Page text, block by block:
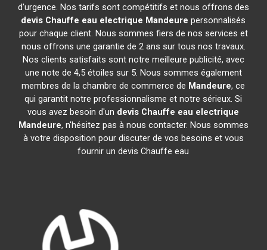
d'urgence. Nos tarifs sont compétitifs et nous offrons des
devis Chauffe eau electrique Mandeure personnalisés
pour chaque client. Nous sommes fiers de nos services et
nous offrons une garantie de 2 ans sur tous nos travaux.
Nos clients satisfaits sont notre meilleure publicité, avec
une note de 4,5 étoiles sur 5. Nous sommes également
membres de la chambre de commerce de Mandeure, ce
qui garantit notre professionnalisme et notre sérieux. Si
vous avez besoin d'un devis Chauffe eau electrique
Mandeure, n'hésitez pas à nous contacter. Nous sommes
à votre disposition pour discuter de vos besoins et vous
fournir un devis Chauffe eau